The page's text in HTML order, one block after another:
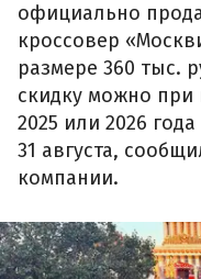
официально
кроссовер
размере 360 тыс.
скидку можно при
2025 или 2026
31 августа,
компании.